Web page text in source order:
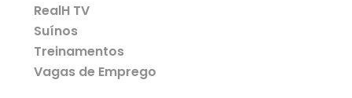
RealH TV
Suínos
Treinamentos
Vagas de Emprego